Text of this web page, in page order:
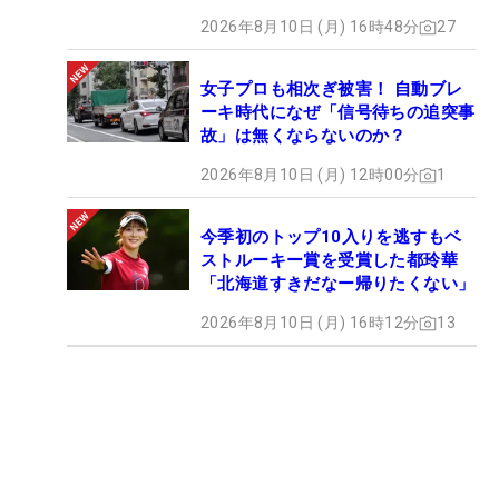
2026年8月10日 (月) 16時48分 27
女子プロも相次ぎ被害！ 自動ブレ
ーキ時代になぜ「信号待ちの追突事
故」は無くならないのか？
2026年8月10日 (月) 12時00分 1
今季初のトップ10入りを逃すもベ
ストルーキー賞を受賞した都玲華
「北海道すきだなー帰りたくない」
2026年8月10日 (月) 16時12分 13